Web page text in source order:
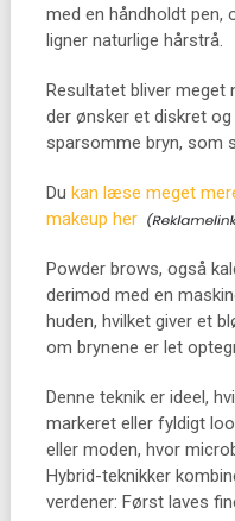
med en håndholdt pen,
ligner naturlige hårstrå.
Resultatet bliver
der ønsker et diskret
sparsomme bryn, som
Du kan læse meget
makeup her
Powder brows, også
derimod med en
huden, hvilket giver et
om brynene er let
Denne teknik er ideel,
markeret eller fyldigt
eller moden, hvor
Hybrid-teknikker
verdener: Først laves